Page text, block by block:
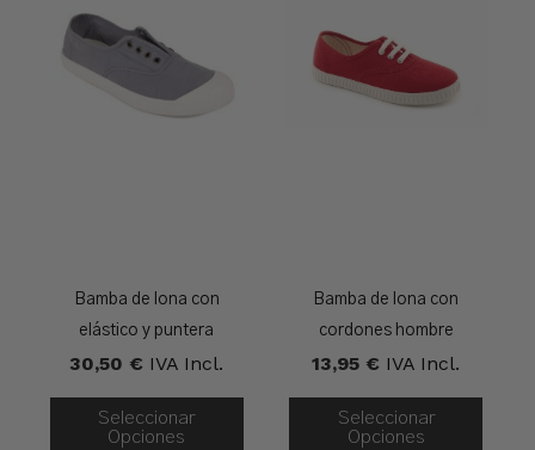
Bamba de lona con
elástico y puntera
30,50 € IVA Incl.
Seleccionar
Opciones
Bamba de lona con
cordones hombre
13,95 € IVA Incl.
Seleccionar
Opciones